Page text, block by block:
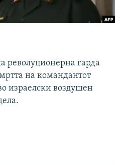
револуционерна гарда
на командантот
израелски воздушен